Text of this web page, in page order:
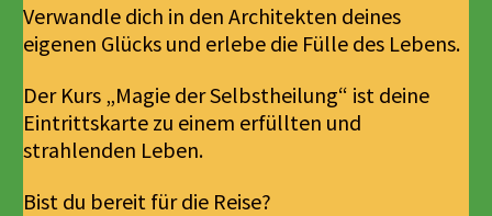
Verwandle dich in den Architekten deines
eigenen Glücks und erlebe die Fülle des Lebens.
Der Kurs „Magie der Selbstheilung“ ist deine
Eintrittskarte zu einem erfüllten und
strahlenden Leben.
Bist du bereit für die Reise?